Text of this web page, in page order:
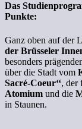
Das
Punkte:
Ganz oben auf der
der Brüsseler
besonders
über die Stadt vom
Sacré-Coeur‘‘, der
Atomium und die
in Staunen.